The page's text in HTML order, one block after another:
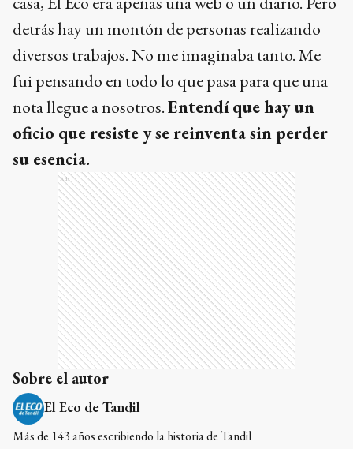
detrás hay un montón de personas realizando
diversos trabajos. No me imaginaba tanto. Me
fui pensando en todo lo que pasa para que una
nota llegue a nosotros.Entendí que hay un
oficio que resiste y se reinventa sin perder
su esencia.
Ads
Sobre el autor
El Eco de Tandil
Más de 143 años escribiendo la historia de Tandil